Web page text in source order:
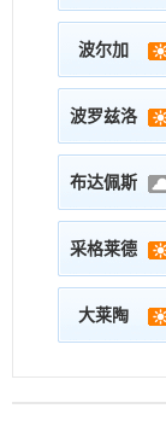
波尔加
波罗兹洛
布达佩斯
采格莱德
大莱陶